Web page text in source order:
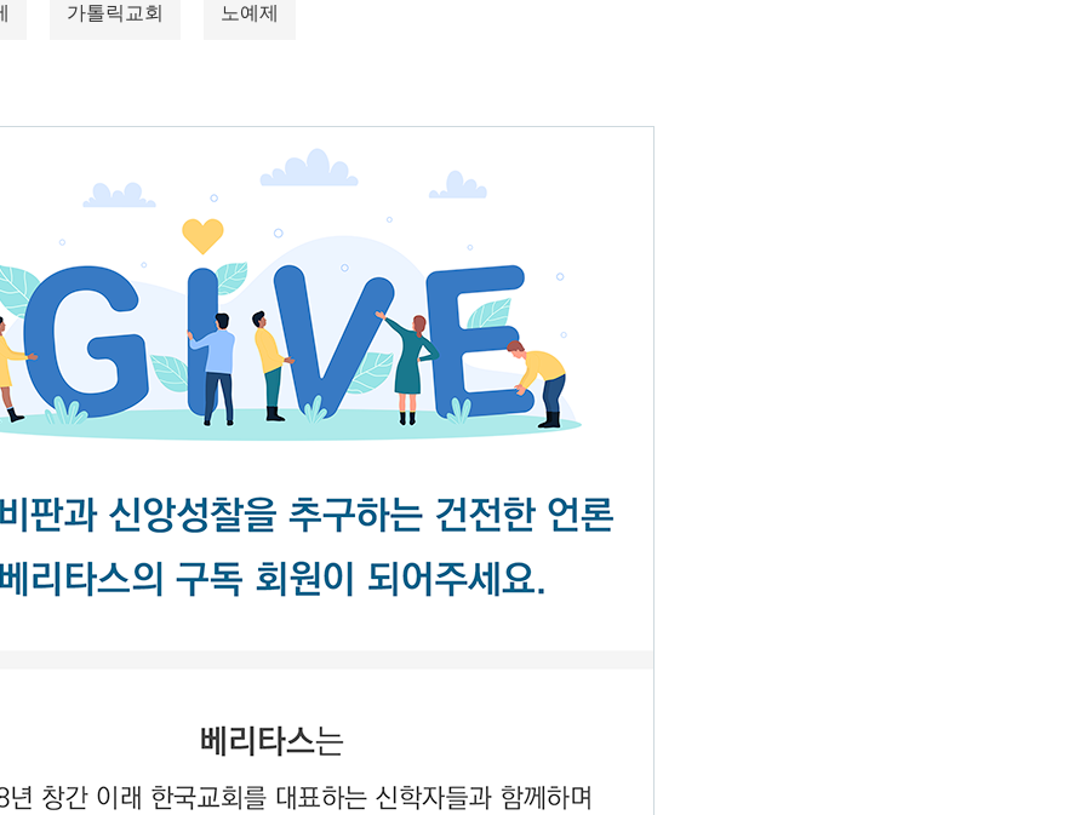
가톨릭교회 노예제